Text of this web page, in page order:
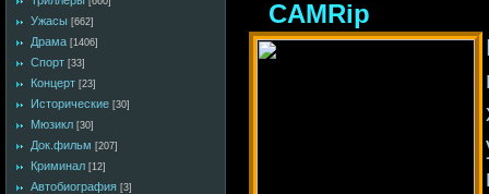
Ужасы [662]
Драма [1406]
Спорт [33]
Концерт [23]
Исторические [30]
Мюзикл [30]
Док.фильм [207]
Криминал [12]
Автобиография [3]
CAMRip